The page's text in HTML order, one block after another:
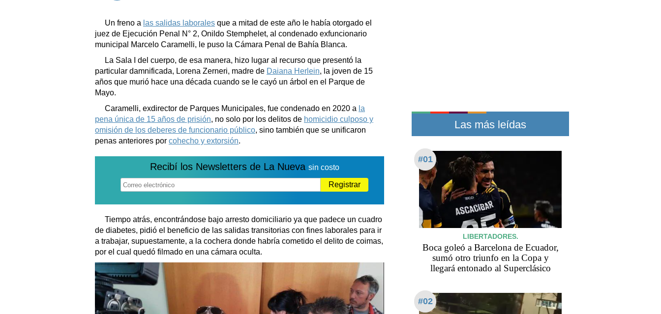
Transportes
Loterías
Datos Útiles
Fúnebres
Edictos
Teléfonos de urgencia
Un freno a las salidas laborales que a mitad de este año le había otorgado el
juez de Ejecución Penal N° 2, Onildo Stemphelet, al condenado exfuncionario
municipal Marcelo Caramelli, le puso la Cámara Penal de Bahía Blanca.
La Sala I del cuerpo, de esa manera, hizo lugar al recurso que presentó la
particular damnificada, Lorena Zerneri, madre de Daiana Herlein, la joven de 15
años que murió hace una década cuando se le cayó un árbol en el Parque de
Mayo.
Caramelli, exdirector de Parques Municipales, fue condenado en 2020 a la
pena única de 15 años de prisión, no solo por los delitos de homicidio culposo y
omisión de los deberes de funcionario público, sino también que se unificaron
penas anteriores por cohecho y extorsión.
Recibí los Newsletters de La Nueva sin costo
Registrar
Tiempo atrás, encontrándose bajo arresto domiciliario ya que padece un cuadro
de diabetes, pidió el beneficio de las salidas transitorias con fines laborales para ir
a trabajar, supuestamente, a la cochera donde habría cometido el delito de coimas,
por el cual quedó filmado en una cámara oculta.
Las más leídas
#01
LIBERTADORES.
Boca goleó a Barcelona de Ecuador,
sumó otro triunfo en la Copa y
llegará entonado al Superclásico
#02